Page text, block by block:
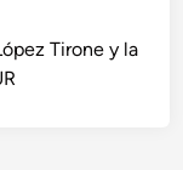
Tirone y la